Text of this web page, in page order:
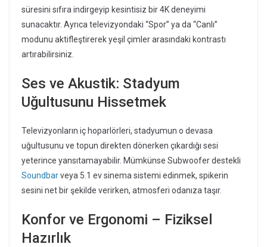
süresini sıfıra indirgeyip kesintisiz bir 4K deneyimi
sunacaktır. Ayrıca televizyondaki “Spor” ya da “Canlı”
modunu aktifleştirerek yeşil çimler arasındaki kontrastı
artırabilirsiniz.
Ses ve Akustik: Stadyum
Uğultusunu Hissetmek
Televizyonların iç hoparlörleri, stadyumun o devasa
uğultusunu ve topun direkten dönerken çıkardığı sesi
yeterince yansıtamayabilir. Mümkünse Subwoofer destekli
Soundbarveya 5.1 ev sinema sistemi edinmek, spikerin
sesini net bir şekilde verirken, atmosferi odanıza taşır.
Konfor ve Ergonomi – Fiziksel
Hazırlık